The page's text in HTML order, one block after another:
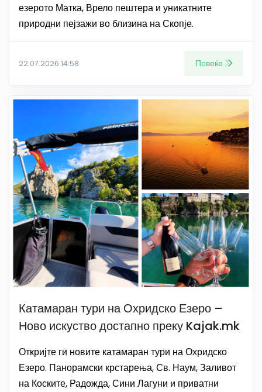
езерото Матка, Врело пештера и уникатните
природни пејзажи во близина на Скопје.
22.07.2026 14:58 Повеќе
Катамаран тури на Охридско Езеро –
Ново искуство достапно преку Kajak.mk
Откријте ги новите катамаран тури на Охридско
Езеро. Панорамски крстарења, Св. Наум, Заливот
на Коските, Радожда, Сини Лагуни и приватни